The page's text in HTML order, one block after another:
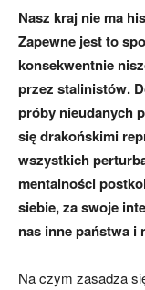
Nasz kraj nie ma
Zapewne jest to
konsekwentnie
przez stalinistów.
próby nieudanych
się drakońskimi
wszystkich
mentalności
siebie, za swoje
nas inne państwa i
Na czym zasadza